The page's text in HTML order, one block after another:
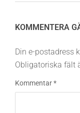
KOMMENTERA
Din e-postadress
Obligatoriska fält
Kommentar*